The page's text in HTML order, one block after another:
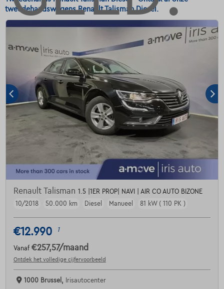
tweedehandswagens Renault Talisman Diesel.
Renault Talisman 1.5 |1ER PROP| NAVI | AIR CO AUTO BIZONE
10/2018
50.000 km Diesel Manueel 81 kW ( 110 PK )
€12.990 1
Vanaf €257,57/maand
Ontdek het volledige cijfervoorbeeld
1000 Brussel, Irisautocenter